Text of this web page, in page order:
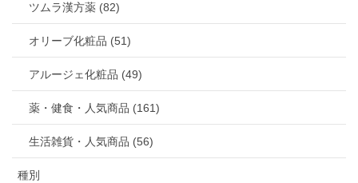
ツムラ漢方薬 (82)
オリーブ化粧品 (51)
アルージェ化粧品 (49)
薬・健食・人気商品 (161)
生活雑貨・人気商品 (56)
種別